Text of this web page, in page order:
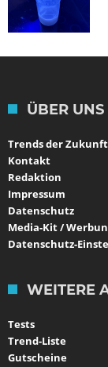
ÜBER UNS
Trends der Zukunft
Kontakt
Redaktion
Impressum
Datenschutz
Media-Kit /
Datenschutz-
WEITERE
Tests
Trend-Liste
Gutscheine